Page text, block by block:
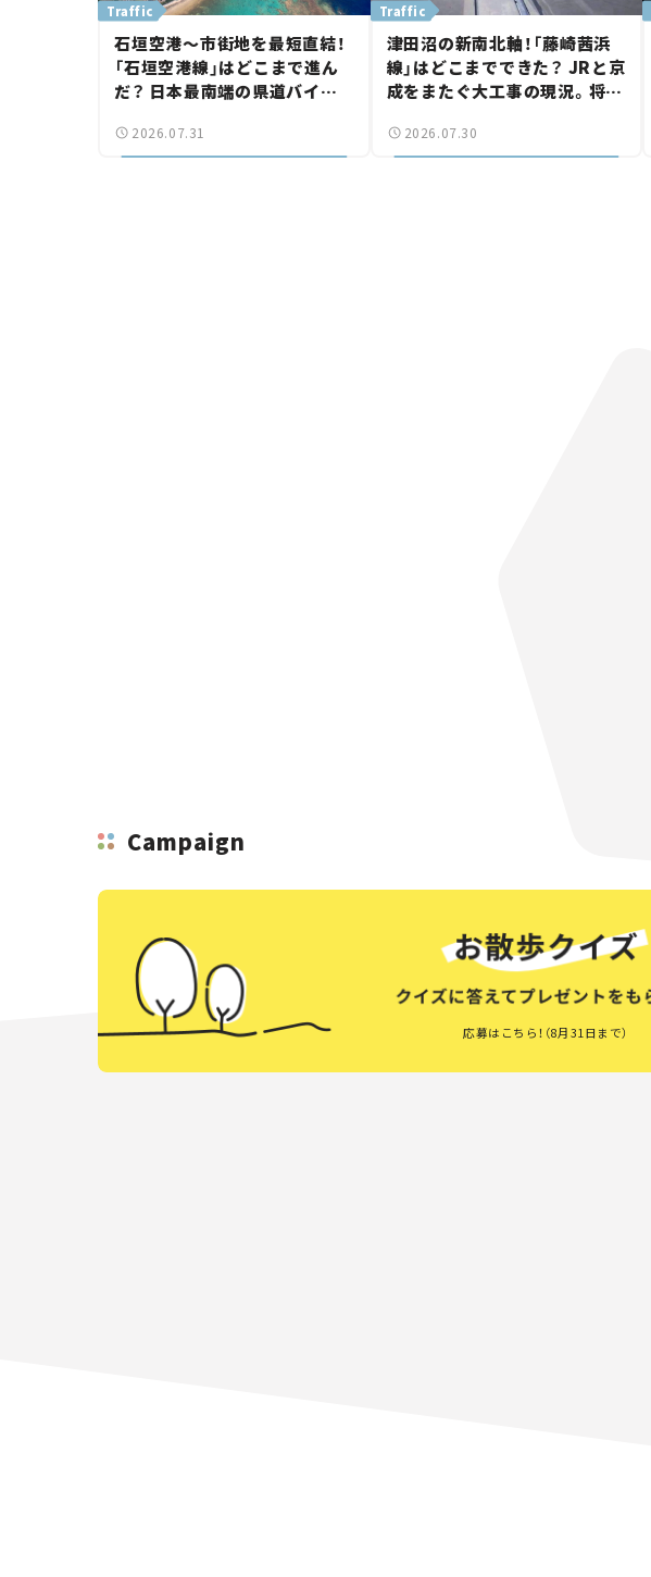
Traffic
石垣空港～市街地を最短直結！
「石垣空港線」はどこまで進ん
だ？ 日本最南端の県道バイパ
気になる道路計画】
2026.07.31
Traffic
津田沼の新南北軸！「藤崎茜浜
線」はどこまでできた？ JRと京
成をまたぐ大工事の現況。将来
結【いま気になる道路計画】
2026.07.30
Campaign
応募はこちら！（8月31日まで）